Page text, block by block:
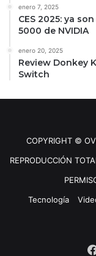
enero 7, 2025
CES 2025: ya
5000 de NVIDIA
enero 20, 2025
Review Donkey
Switch
COPYRIGHT ©
REPRODUCCIÓN
Tecnología